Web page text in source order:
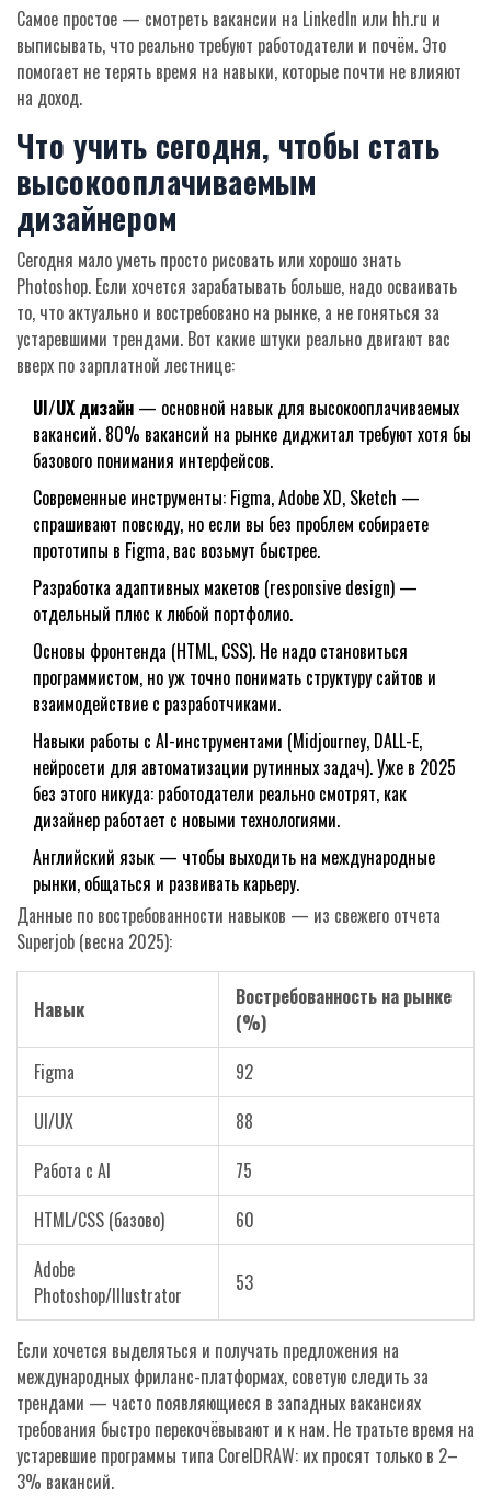
Самое простое — смотреть вакансии на LinkedIn или hh.ru и
выписывать, что реально требуют работодатели и почём. Это
помогает не терять время на навыки, которые почти не влияют
на доход.
Что учить сегодня, чтобы стать
высокооплачиваемым
дизайнером
Сегодня мало уметь просто рисовать или хорошо знать
Photoshop. Если хочется зарабатывать больше, надо осваивать
то, что актуально и востребовано на рынке, а не гоняться за
устаревшими трендами. Вот какие штуки реально двигают вас
вверх по зарплатной лестнице:
UI/UX дизайн — основной навык для высокооплачиваемых
вакансий. 80% вакансий на рынке диджитал требуют хотя бы
базового понимания интерфейсов.
Современные инструменты: Figma, Adobe XD, Sketch —
спрашивают повсюду, но если вы без проблем собираете
прототипы в Figma, вас возьмут быстрее.
Разработка адаптивных макетов (responsive design) —
отдельный плюс к любой портфолио.
Основы фронтенда (HTML, CSS). Не надо становиться
программистом, но уж точно понимать структуру сайтов и
взаимодействие с разработчиками.
Навыки работы с AI-инструментами (Midjourney, DALL-E,
нейросети для автоматизации рутинных задач). Уже в 2025
без этого никуда: работодатели реально смотрят, как
дизайнер работает с новыми технологиями.
Английский язык — чтобы выходить на международные
рынки, общаться и развивать карьеру.
Данные по востребованности навыков — из свежего отчета
Superjob (весна 2025):
Навык
Востребованность на рынке
(%)
Figma
92
UI/UX
88
Работа с AI
75
HTML/CSS (базово)
60
Adobe
Photoshop/Illustrator
53
Если хочется выделяться и получать предложения на
международных фриланс-платформах, советую следить за
трендами — часто появляющиеся в западных вакансиях
требования быстро перекочёвывают и к нам. Не тратьте время на
устаревшие программы типа CorelDRAW: их просят только в 2–
3% вакансий.